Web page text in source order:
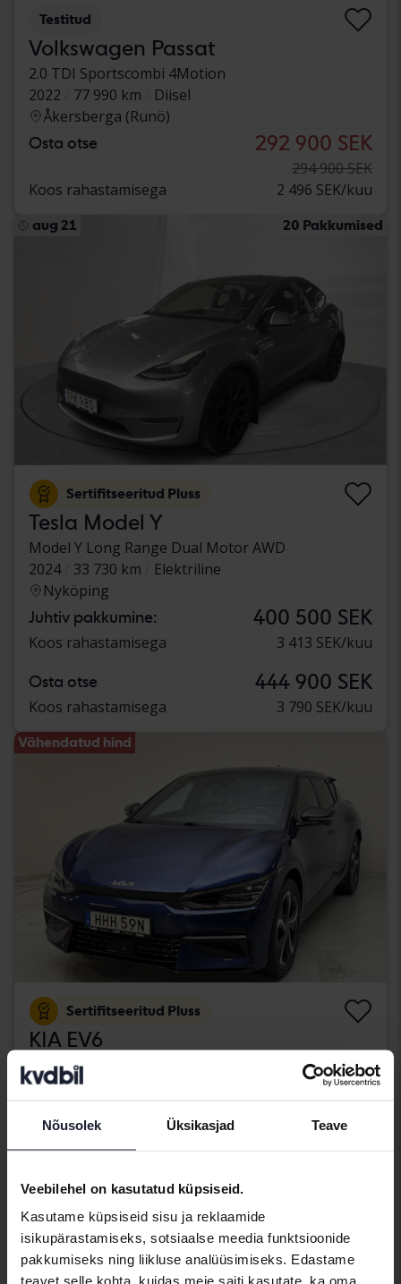
Nõusolek Üksikasjad Teave
Veebilehel on kasutatud küpsiseid.
Kasutame küpsiseid sisu ja reklaamide
isikupärastamiseks, sotsiaalse meedia funktsioonide
pakkumiseks ning liikluse analüüsimiseks. Edastame
teavet selle kohta, kuidas meie saiti kasutate, ka oma
Testitud
Volkswagen Passat
2.0 TDI Sportscombi 4Motion
2022
77 990 km
Diisel
Åkersberga (Runö)
Osta otse 292 900 SEK
294 900 SEK
Koos rahastamisega
2 496 SEK/kuu
aug 21 20 Pakkumised
Sertifitseeritud Pluss
Tesla Model Y
Model Y Long Range Dual Motor AWD
2024
33 730 km
Elektriline
Nyköping
Juhtiv pakkumine: 400 500 SEK
Koos rahastamisega 3 413 SEK/kuu
Osta otse 444 900 SEK
Koos rahastamisega 3 790 SEK/kuu
Vähendatud hind
Sertifitseeritud Pluss
KIA EV6
AWD
2022
30 700 km
Osta otse 406 900 SEK
Koos rahastamisega
kolmapäev